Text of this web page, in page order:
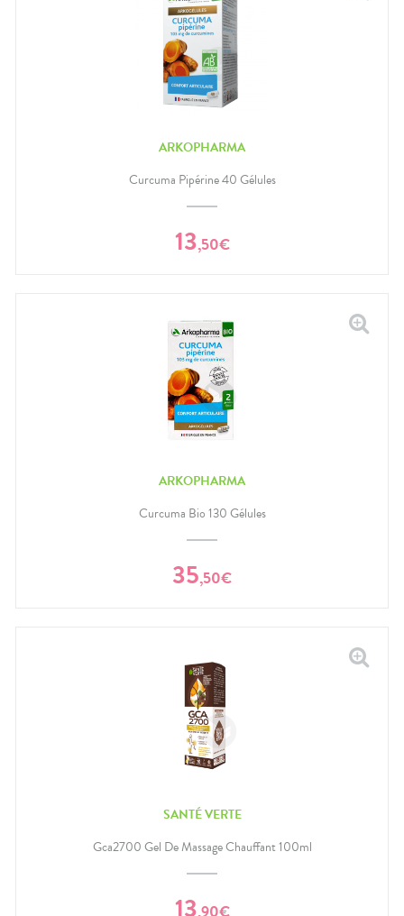
ARKOPHARMA
Curcuma Pipérine 40 Gélules
13,50€
ARKOPHARMA
Curcuma Bio 130 Gélules
35,50€
SANTÉ VERTE
Gca2700 Gel De Massage Chauffant 100ml
13